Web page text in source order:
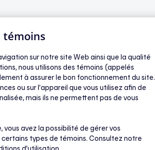
déjà des
témoins
sur notre site Web ainsi que la qualité
nous utilisons des témoins (appelés
à assurer le bon fonctionnement du site.
ou sur l’appareil que vous utilisez afin de
mais ils ne permettent pas de vous
vous avez la possibilité de gérer vos
types de témoins. Consultez notre
d'utilisation.